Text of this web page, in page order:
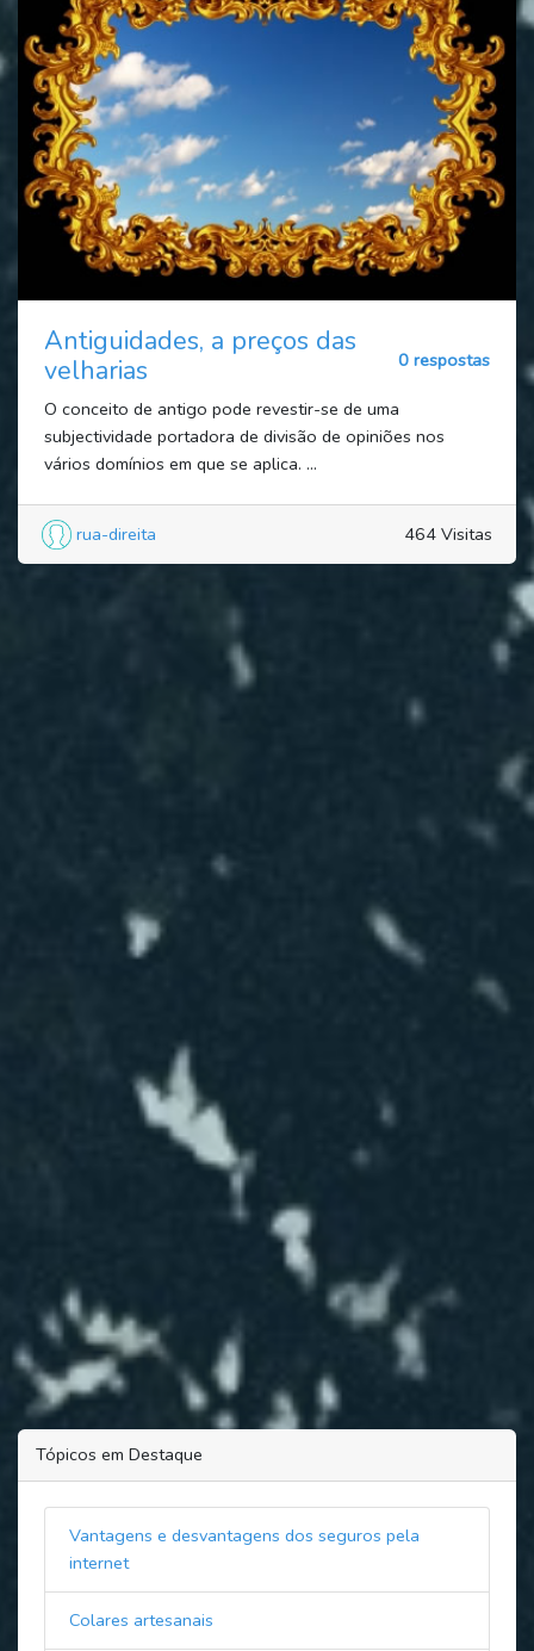
Antiguidades, a preços das
velharias
0 respostas
O conceito de antigo pode revestir-se de uma
subjectividade portadora de divisão de opiniões nos
vários domínios em que se aplica. ...
rua-direita 464 Visitas
Tópicos em Destaque
Vantagens e desvantagens dos seguros pela
internet
Colares artesanais